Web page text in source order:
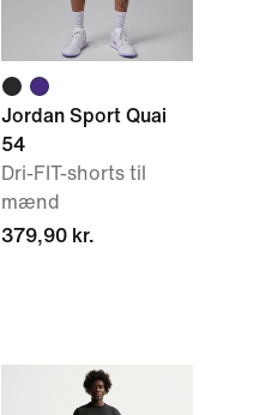
Jordan Sport Quai
54
Dri-FIT-shorts til
mænd
379,90 kr.